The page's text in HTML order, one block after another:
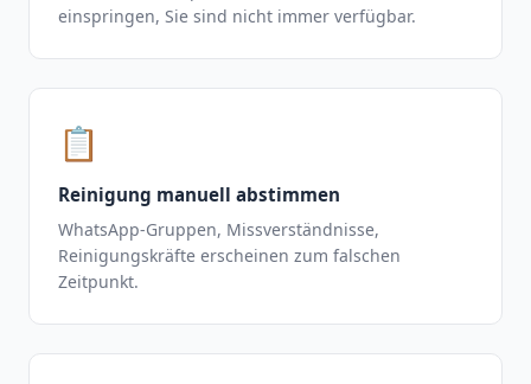
einspringen, Sie sind nicht immer verfügbar.
📋
Reinigung manuell abstimmen
WhatsApp-Gruppen, Missverständnisse,
Reinigungskräfte erscheinen zum falschen
Zeitpunkt.